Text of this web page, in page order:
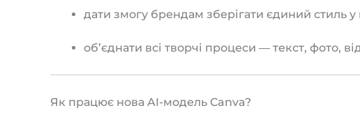
дати змогу брендам зберігати єдиний стиль у
об’єднати всі творчі процеси — текст, фото,
Як працює нова AI-модель Canva?